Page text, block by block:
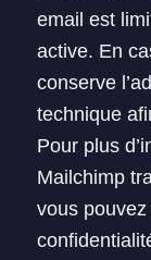
email est
active. En
conserve
technique
Pour plus
Mailchimp
vous